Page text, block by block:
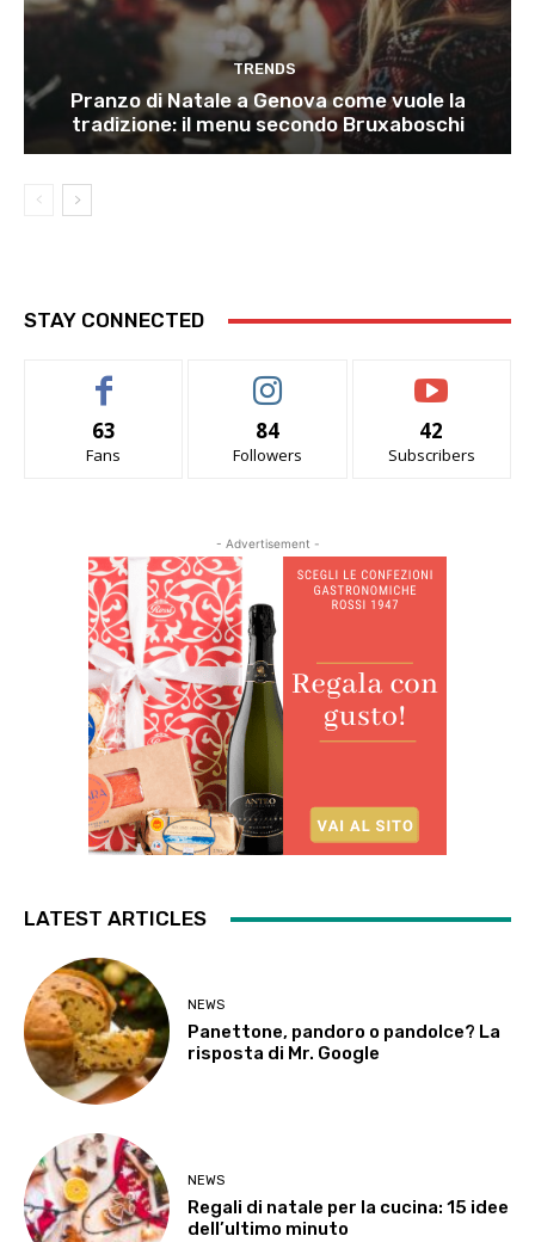
TRENDS
Pranzo di Natale a Genova come vuole la
tradizione: il menu secondo Bruxaboschi
STAY CONNECTED
63
Fans
84
Followers
42
Subscribers
- Advertisement -
LATEST ARTICLES
NEWS
Panettone, pandoro o pandolce? La
risposta di Mr. Google
NEWS
Regali di natale per la cucina: 15 idee
dell’ultimo minuto